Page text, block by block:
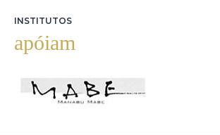
INSTITUTOS
apóiam